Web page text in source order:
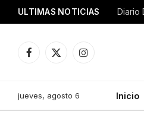
ULTIMAS NOTICIAS Diario
Facebook
X
Instagram
jueves, agosto 6 Inicio